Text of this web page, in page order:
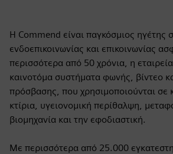
Η Commend είναι παγκόσμιος ηγέτης
ενδοεπικοινωνίας και επικοινωνίας
περισσότερα από 50 χρόνια, η
καινοτόμα συστήματα φωνής, βίντεο
πρόσβασης, που χρησιμοποιούνται σε
κτίρια, υγειονομική περίθαλψη,
βιομηχανία και την εφοδιαστική.
Με περισσότερα από 25.000